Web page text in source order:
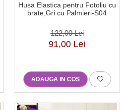
Husa Elastica pentru Fotoliu cu
brate,Gri cu Palmieri-S04
122,00 Lei
91,00 Lei
ADAUGA IN COS